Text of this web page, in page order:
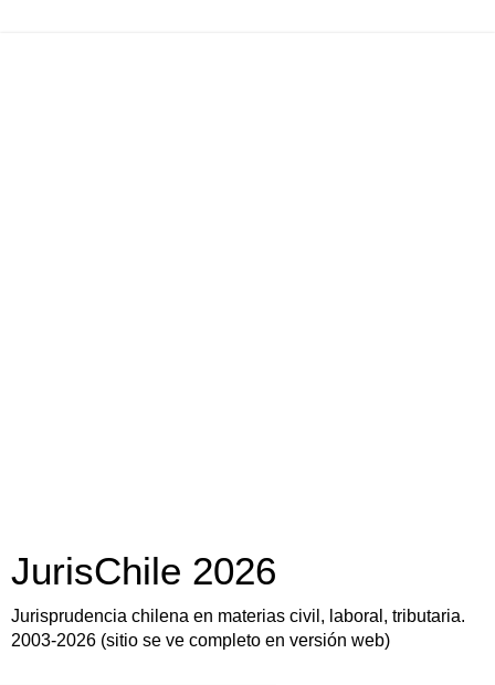
JurisChile 2026
Jurisprudencia chilena en materias civil, laboral, tributaria.
2003-2026 (sitio se ve completo en versión web)